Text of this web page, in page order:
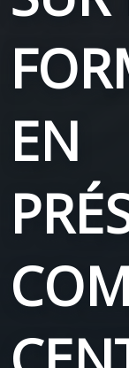
EN